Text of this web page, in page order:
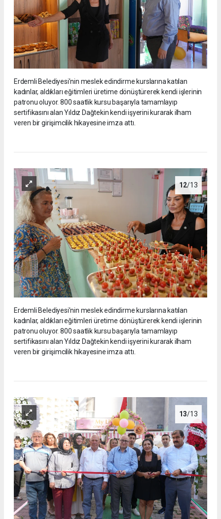
Erdemli Belediyesi’nin meslek edindirme kurslarına katılan
kadınlar, aldıkları eğitimleri üretime dönüştürerek kendi işlerinin
patronu oluyor. 800 saatlik kursu başarıyla tamamlayıp
sertifikasını alan Yıldız Dağtekin kendi işyerini kurarak ilham
veren bir girişimcilik hikayesine imza attı.
12/13
Erdemli Belediyesi’nin meslek edindirme kurslarına katılan
kadınlar, aldıkları eğitimleri üretime dönüştürerek kendi işlerinin
patronu oluyor. 800 saatlik kursu başarıyla tamamlayıp
sertifikasını alan Yıldız Dağtekin kendi işyerini kurarak ilham
veren bir girişimcilik hikayesine imza attı.
13/13